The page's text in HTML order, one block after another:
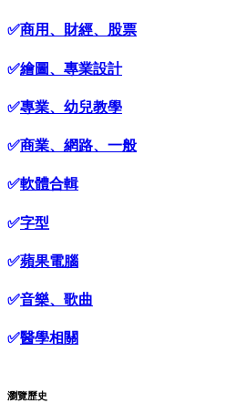
✅商用、財經、股票
✅繪圖、專業設計
✅專業、幼兒教學
✅商業、網路、一般
✅軟體合輯
✅字型
✅蘋果電腦
✅音樂、歌曲
✅醫學相關
瀏覽歷史